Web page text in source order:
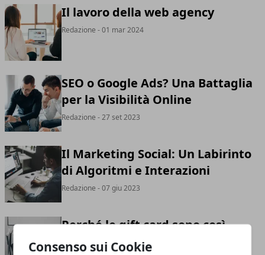
Consenso sui Cookie
Il lavoro della web agency
Redazione - 01 mar 2024
SEO o Google Ads? Una Battaglia
per la Visibilità Online
Redazione - 27 set 2023
Il Marketing Social: Un Labirinto
di Algoritmi e Interazioni
Redazione - 07 giu 2023
Perché le gift card sono così
apprezzate come regalo?